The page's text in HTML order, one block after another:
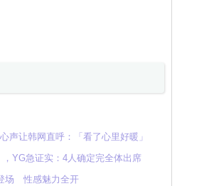
声让韩网直呼：「看了心里好暖」
YG急证实：4人确定完全体出席
场 性感魅力全开